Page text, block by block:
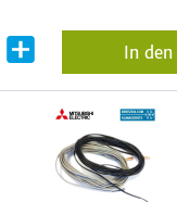
In